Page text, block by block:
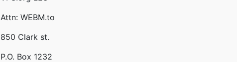
Attn: WEBM.to
850 Clark st.
P.O. Box 1232